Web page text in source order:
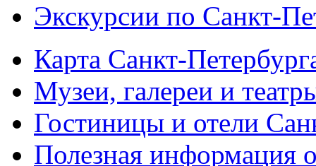
Экскурсии по Санкт-
Карта Санкт-
Музеи, галереи и
Гостиницы и отели
Полезная информация